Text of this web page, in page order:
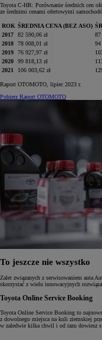
Toyota C-HR: Porównanie średnich cen
ze średnimi cenami ofertowymi
ROK ŚREDNIA CENA (BEZ ASO)
2017
82 590,06 zł 87
2018
78 008,01 zł 94
2019
76 927,97 zł
2020
99 818,13 zł
2021
106 003,62 zł
Raport OTOMOTO, lipiec 2023 r.
Pobierz Raport OTOMOTO
To jeszcze nie wszystko
Zalet związanych z serwisowaniem auta
skorzystać z wielu innowacyjnych
Toyota Online Service Booking
Toyota Online Service Booking to
z dowolnego miejsca na kuli ziemskiej
w zaledwie kilka chwil i od razu dowiesz